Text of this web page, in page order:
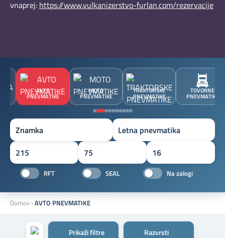
vnaprej: https://www.vulkanizerstvo-furlan.com/rezervacije
AVTO
PNEVMATIKE
MOTO
PNEVMATIKE
TRAKTORSKE
PNEVMATIKE
TOVORNE
PNEVMATIKE
Znamka
RFT SEAL Na zalogi
Domov ›AVTO PNEVMATIKE
Prikaži filtre Razvrsti